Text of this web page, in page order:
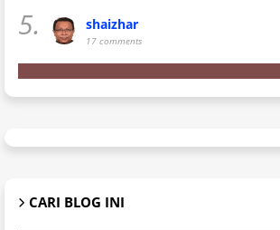
5. shaizhar
17 comments
CARI BLOG INI